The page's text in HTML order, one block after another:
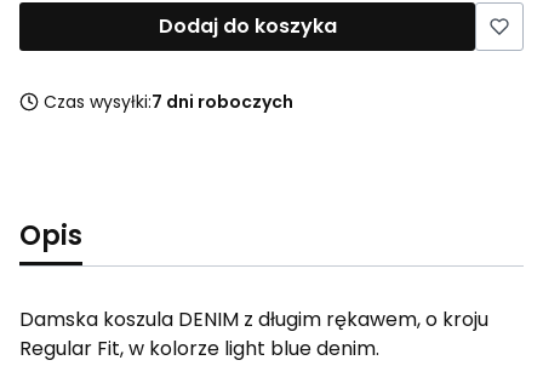
Dodaj do koszyka
Czas wysyłki:7 dni roboczych
Opis
Damska koszula DENIM z długim rękawem, o kroju
Regular Fit, w kolorze light blue denim.